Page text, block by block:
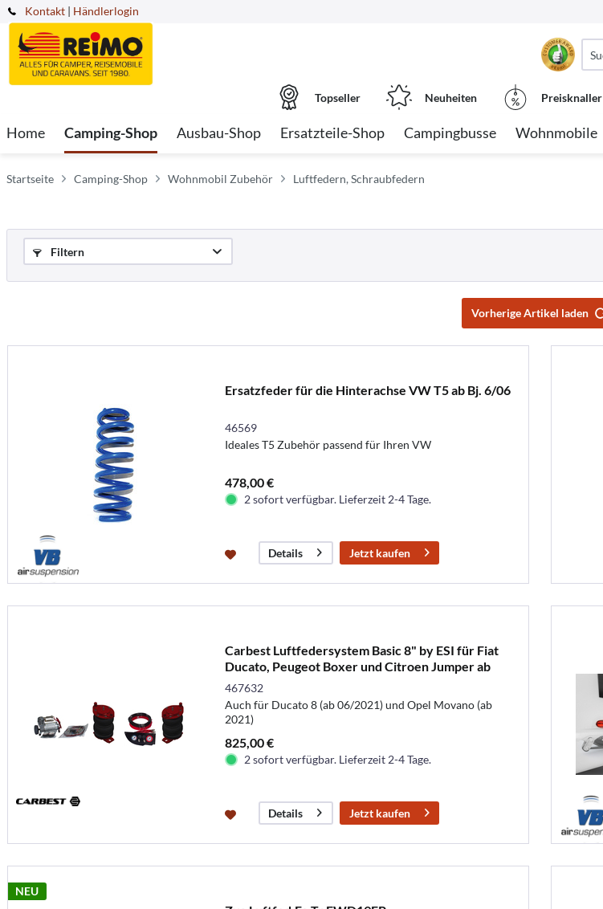
Kontakt | Händlerlogin
Topseller Neuheiten Preisknaller
Home Camping-Shop Ausbau-Shop Ersatzteile-Shop Campingbusse Wohnmobile
Startseite Camping-Shop Wohnmobil Zubehör Luftfedern, Schraubfedern
Filtern
Vorherige Artikel laden
Ersatzfeder für die Hinterachse VW T5 ab Bj. 6/06
46569
Ideales T5 Zubehör passend für Ihren VW
478,00 €
2 sofort verfügbar. Lieferzeit 2-4 Tage.
Details Jetzt kaufen
Carbest Luftfedersystem Basic 8" by ESI für Fiat
Ducato, Peugeot Boxer und Citroen Jumper ab
2014
467632
Auch für Ducato 8 (ab 06/2021) und Opel Movano (ab
2021)
825,00 €
2 sofort verfügbar. Lieferzeit 2-4 Tage.
Details Jetzt kaufen
NEU